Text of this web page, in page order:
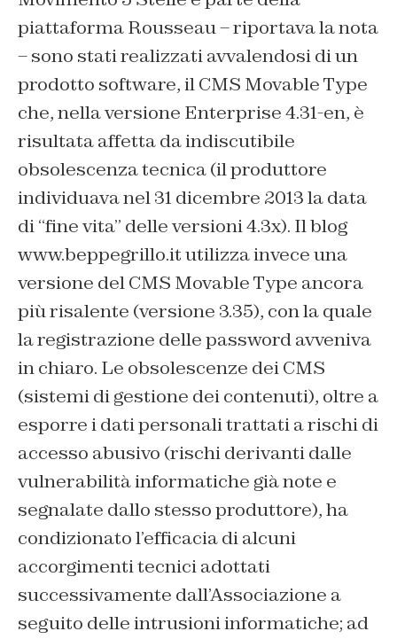
piattaforma Rousseau– riportava la nota
–sono stati realizzati avvalendosi di un
prodotto software, il CMS Movable Type
che, nella versione Enterprise 4.31-en, è
risultata affetta da indiscutibile
obsolescenza tecnica (il produttore
individuava nel 31 dicembre 2013 la data
di “fine vita” delle versioni 4.3x). Il blog
www.beppegrillo.it utilizza invece una
versione del CMS Movable Type ancora
più risalente (versione 3.35), con la quale
la registrazione delle password avveniva
in chiaro. Le obsolescenze dei CMS
(sistemi di gestione dei contenuti), oltre a
esporre i dati personali trattati a rischi di
accesso abusivo (rischi derivanti dalle
vulnerabilità informatiche già note e
segnalate dallo stesso produttore), ha
condizionato l’efficacia di alcuni
accorgimenti tecnici adottati
successivamente dall’Associazione a
seguito delle intrusioni informatiche; ad